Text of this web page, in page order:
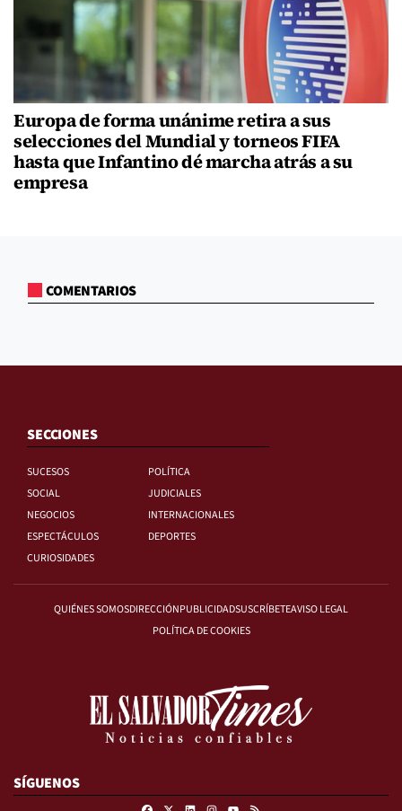
Europa de forma unánime retira a sus
selecciones del Mundial y torneos FIFA
hasta que Infantino dé marcha atrás a su
empresa
COMENTARIOS
SECCIONES
SUCESOS
POLÍTICA
SOCIAL
JUDICIALES
NEGOCIOS
INTERNACIONALES
ESPECTÁCULOS
DEPORTES
CURIOSIDADES
QUIÉNES SOMOSDIRECCIÓNPUBLICIDADSUSCRÍBETEAVISO LEGAL
POLÍTICA DE COOKIES
SÍGUENOS